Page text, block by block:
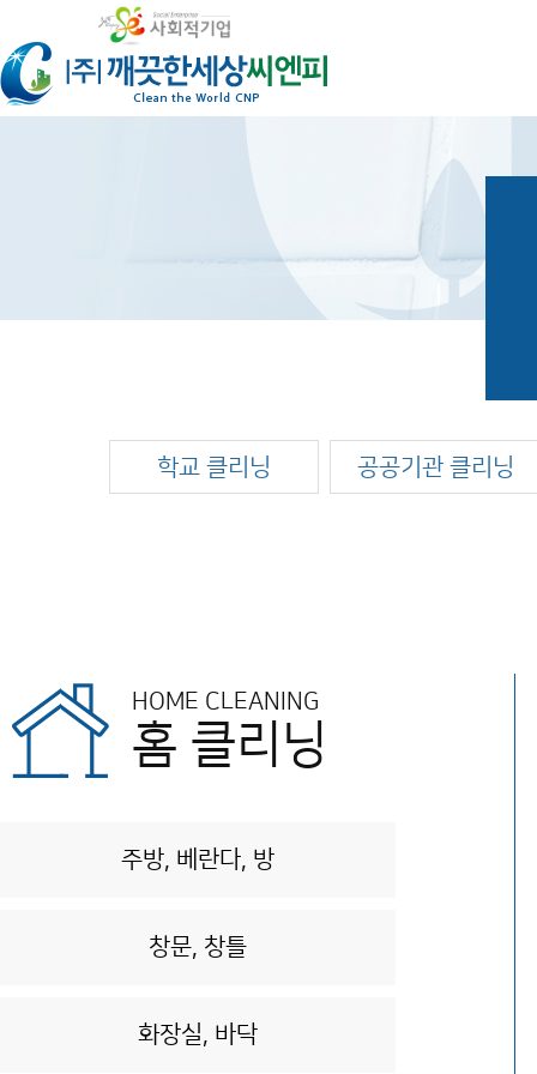
학교 클리닝 공공기관 클리닝
HOME CLEANING
홈 클리닝
주방, 베란다, 방
창문, 창틀
화장실, 바닥